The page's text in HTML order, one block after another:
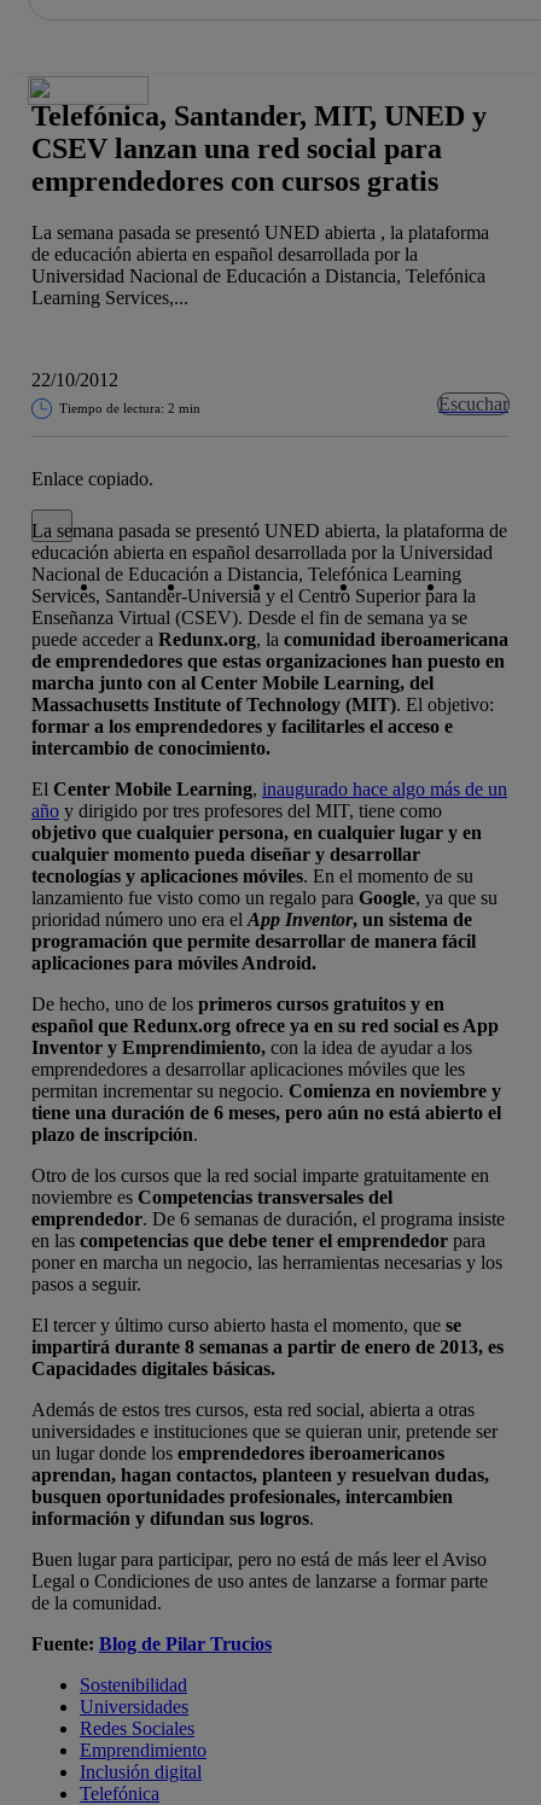
principal
Telefónica, Santander, MIT, UNED y
CSEV lanzan una red social para
emprendedores con cursos gratis
La semana pasada se presentó UNED abierta , la plataforma
de educación abierta en español desarrollada por la
Universidad Nacional de Educación a Distancia, Telefónica
Learning Services,...
22/10/2012
Tiempo de lectura: 2 min Escuchar
Enlace copiado.
Cerrar mensaje de alerta
Copiar enlace
Copiar enlacefacebook twitter whatsapp linkedin
La semana pasada se presentó UNED abierta, la plataforma de
educación abierta en español desarrollada por la Universidad
Nacional de Educación a Distancia, Telefónica Learning
Services, Santander-Universia y el Centro Superior para la
Enseñanza Virtual (CSEV). Desde el fin de semana ya se
puede acceder a Redunx.org, la comunidad iberoamericana
de emprendedores que estas organizaciones han puesto en
marcha junto con al Center Mobile Learning, del
Massachusetts Institute of Technology (MIT). El objetivo:
formar a los emprendedores y facilitarles el acceso e
intercambio de conocimiento.
El Center Mobile Learning, inaugurado hace algo más de un
año y dirigido por tres profesores del MIT, tiene como
objetivo que cualquier persona, en cualquier lugar y en
cualquier momento pueda diseñar y desarrollar
tecnologías y aplicaciones móviles. En el momento de su
lanzamiento fue visto como un regalo para Google, ya que su
prioridad número uno era el App Inventor, un sistema de
programación que permite desarrollar de manera fácil
aplicaciones para móviles Android.
De hecho, uno de los primeros cursos gratuitos y en
español que Redunx.org ofrece ya en su red social es App
Inventor y Emprendimiento, con la idea de ayudar a los
emprendedores a desarrollar aplicaciones móviles que les
permitan incrementar su negocio. Comienza en noviembre y
tiene una duración de 6 meses, pero aún no está abierto el
plazo de inscripción.
Otro de los cursos que la red social imparte gratuitamente en
noviembre es Competencias transversales del
emprendedor. De 6 semanas de duración, el programa insiste
en las competencias que debe tener el emprendedor para
poner en marcha un negocio, las herramientas necesarias y los
pasos a seguir.
El tercer y último curso abierto hasta el momento, que se
impartirá durante 8 semanas a partir de enero de 2013, es
Capacidades digitales básicas.
Además de estos tres cursos, esta red social, abierta a otras
universidades e instituciones que se quieran unir, pretende ser
un lugar donde los emprendedores iberoamericanos
aprendan, hagan contactos, planteen y resuelvan dudas,
busquen oportunidades profesionales, intercambien
información y difundan sus logros.
Buen lugar para participar, pero no está de más leer el Aviso
Legal o Condiciones de uso antes de lanzarse a formar parte
de la comunidad.
Fuente: Blog de Pilar Trucios
Sostenibilidad
Universidades
Redes Sociales
Emprendimiento
Inclusión digital
Telefónica